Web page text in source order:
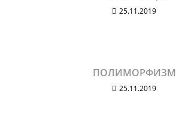
25.11.2019
ПОЛИМОРФИЗМ
25.11.2019